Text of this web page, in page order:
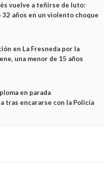
vuelve a teñirse de luto:
32 años en un violento choque
en La Fresneda por la
una menor de 15 años
en parada
tras encararse con la Policía